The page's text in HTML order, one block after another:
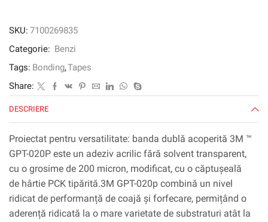
0,2
SKU: 7100269835
Categorie: Benzi
Tags: Bonding,Tapes
Share:
DESCRIERE
Proiectat pentru versatilitate: banda dublă acoperită 3M ™
GPT-020P este un adeziv acrilic fără solvent transparent,
cu o grosime de 200 micron, modificat, cu o căptușeală
de hârtie PCK tipărită.3M GPT-020p combină un nivel
ridicat de performanță de coajă și forfecare, permițând o
aderență ridicată la o mare varietate de substraturi atât la